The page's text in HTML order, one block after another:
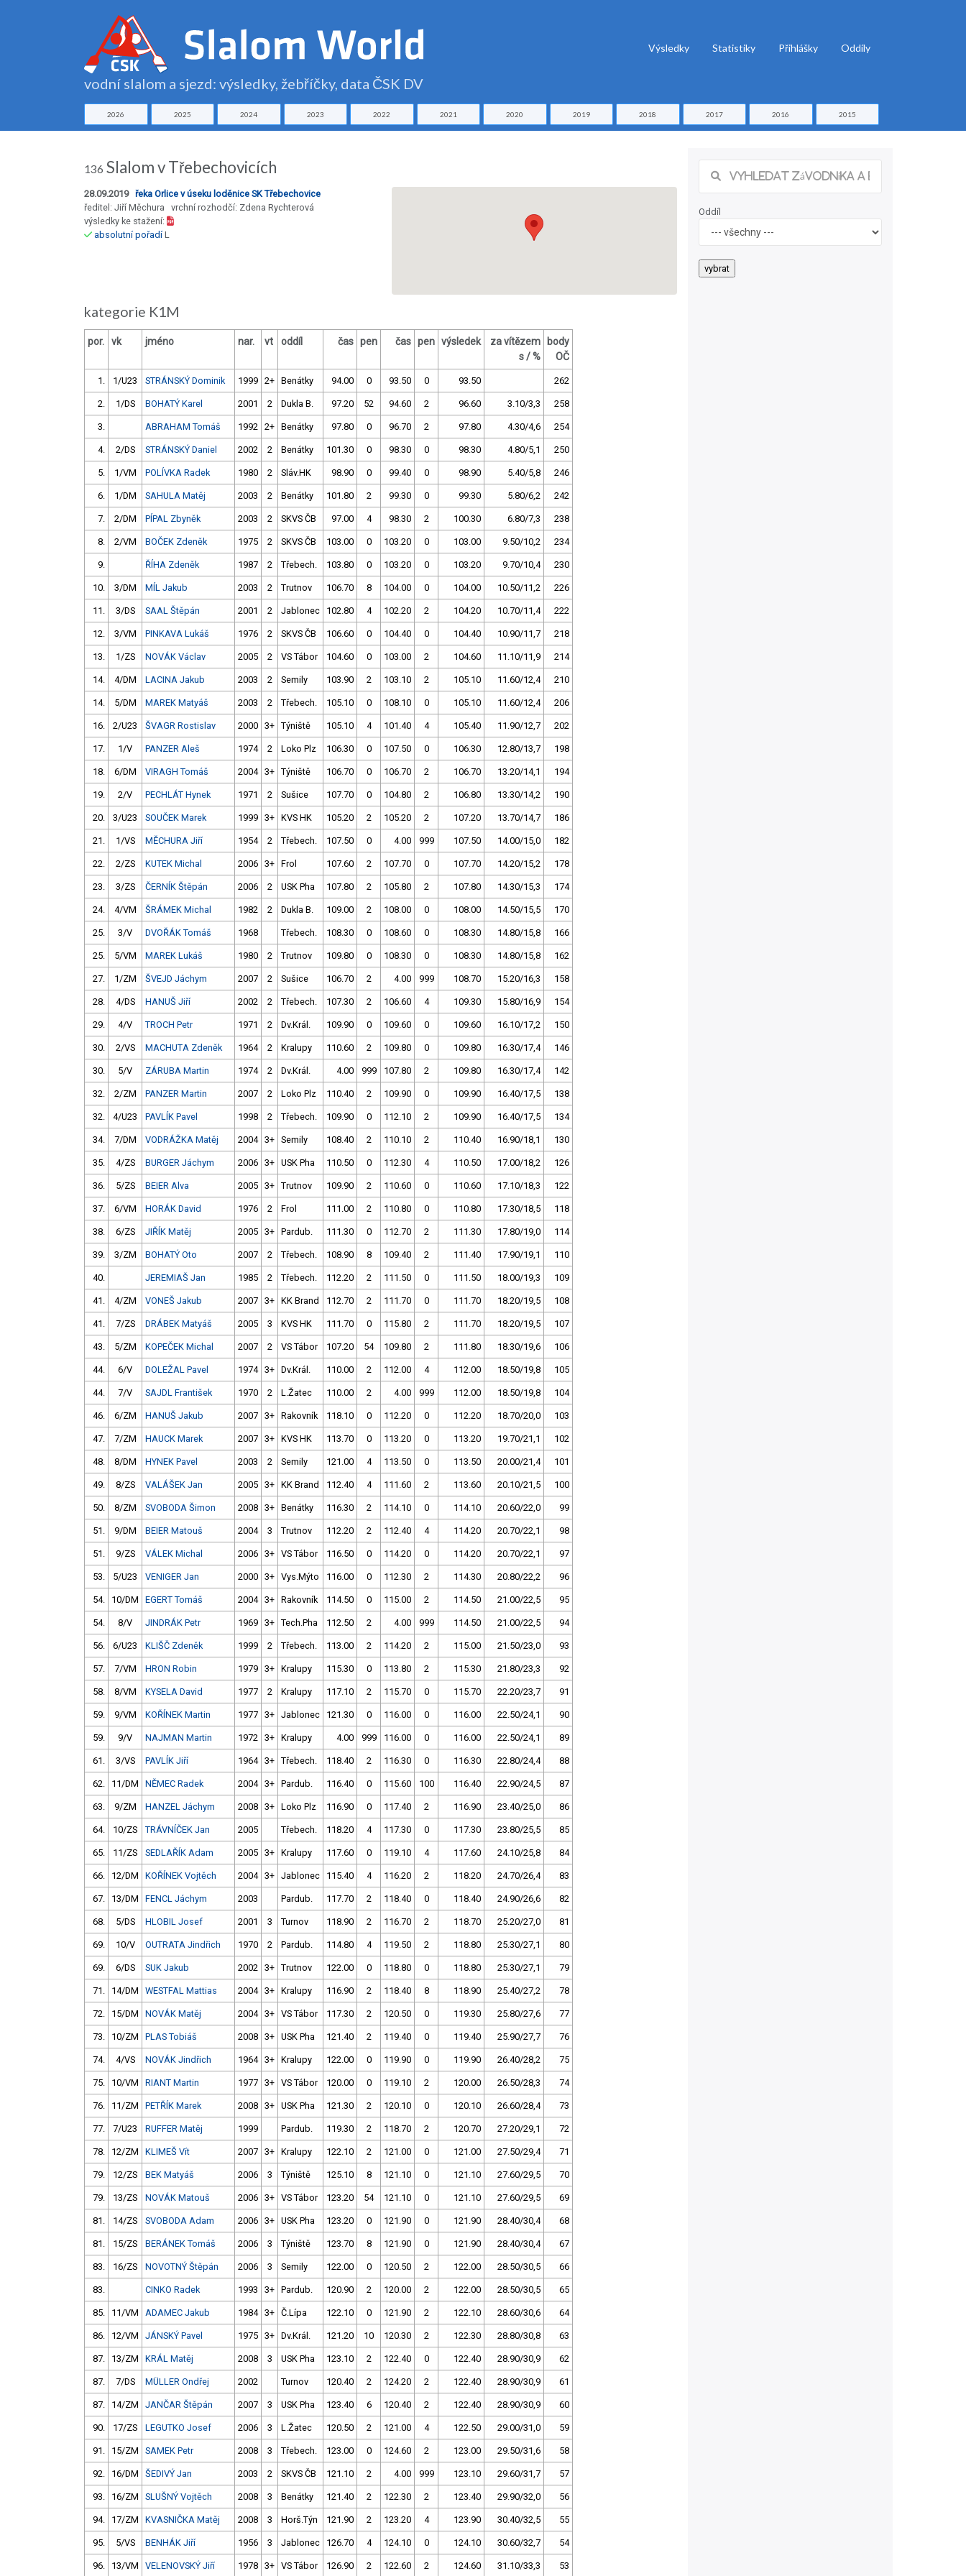
vodní slalom a sjezd: výsledky, žebříčky, data ČSK DV
Výsledky Statistiky Přihlášky Oddíly
2026 2025 2024 2023 2022 2021 2020 2019 2018 2017 2016 2015
136 Slalom v Třebechovicích
28.09.2019 řeka Orlice v úseku loděnice SK Třebechovice
ředitel: Jiří Měchura vrchní rozhodčí: Zdena Rychterová
výsledky ke stažení:
absolutní pořadíL
kategorie K1M
por. vk jméno nar. vt oddíl čas pen čas pen výsledek
za vítězem
s / %
body
OČ
1. 1/U23 STRÁNSKÝ Dominik 1999 2+ Benátky 94.00 0 93.50 0 93.50 262
2. 1/DS BOHATÝ Karel 2001 2 Dukla B. 97.20 52 94.60 2 96.60 3.10/3,3 258
3. ABRAHAM Tomáš 1992 2+ Benátky 97.80 0 96.70 2 97.80 4.30/4,6 254
4. 2/DS STRÁNSKÝ Daniel 2002 2 Benátky 101.30 0 98.30 0 98.30 4.80/5,1 250
5. 1/VM POLÍVKA Radek 1980 2 Sláv.HK 98.90 0 99.40 0 98.90 5.40/5,8 246
6. 1/DM SAHULA Matěj 2003 2 Benátky 101.80 2 99.30 0 99.30 5.80/6,2 242
7. 2/DM PÍPAL Zbyněk 2003 2 SKVS ČB 97.00 4 98.30 2 100.30 6.80/7,3 238
8. 2/VM BOČEK Zdeněk 1975 2 SKVS ČB 103.00 0 103.20 0 103.00 9.50/10,2 234
9. ŘÍHA Zdeněk 1987 2 Třebech. 103.80 0 103.20 0 103.20 9.70/10,4 230
10. 3/DM MÍL Jakub 2003 2 Trutnov 106.70 8 104.00 0 104.00 10.50/11,2 226
11. 3/DS SAAL Štěpán 2001 2 Jablonec 102.80 4 102.20 2 104.20 10.70/11,4 222
12. 3/VM PINKAVA Lukáš 1976 2 SKVS ČB 106.60 0 104.40 0 104.40 10.90/11,7 218
13. 1/ZS NOVÁK Václav 2005 2 VS Tábor 104.60 0 103.00 2 104.60 11.10/11,9 214
14. 4/DM LACINA Jakub 2003 2 Semily 103.90 2 103.10 2 105.10 11.60/12,4 210
14. 5/DM MAREK Matyáš 2003 2 Třebech. 105.10 0 108.10 0 105.10 11.60/12,4 206
16. 2/U23 ŠVAGR Rostislav 2000 3+ Týniště 105.10 4 101.40 4 105.40 11.90/12,7 202
17. 1/V PANZER Aleš 1974 2 Loko Plz 106.30 0 107.50 0 106.30 12.80/13,7 198
18. 6/DM VIRAGH Tomáš 2004 3+ Týniště 106.70 0 106.70 2 106.70 13.20/14,1 194
19. 2/V PECHLÁT Hynek 1971 2 Sušice 107.70 0 104.80 2 106.80 13.30/14,2 190
20. 3/U23 SOUČEK Marek 1999 3+ KVS HK 105.20 2 105.20 2 107.20 13.70/14,7 186
21. 1/VS MĚCHURA Jiří 1954 2 Třebech. 107.50 0 4.00 999 107.50 14.00/15,0 182
22. 2/ZS KUTEK Michal 2006 3+ Frol 107.60 2 107.70 0 107.70 14.20/15,2 178
23. 3/ZS ČERNÍK Štěpán 2006 2 USK Pha 107.80 2 105.80 2 107.80 14.30/15,3 174
24. 4/VM ŠRÁMEK Michal 1982 2 Dukla B. 109.00 2 108.00 0 108.00 14.50/15,5 170
25. 3/V DVOŘÁK Tomáš 1968 Třebech. 108.30 0 108.60 0 108.30 14.80/15,8 166
25. 5/VM MAREK Lukáš 1980 2 Trutnov 109.80 0 108.30 0 108.30 14.80/15,8 162
27. 1/ZM ŠVEJD Jáchym 2007 2 Sušice 106.70 2 4.00 999 108.70 15.20/16,3 158
28. 4/DS HANUŠ Jiří 2002 2 Třebech. 107.30 2 106.60 4 109.30 15.80/16,9 154
29. 4/V TROCH Petr 1971 2 Dv.Král. 109.90 0 109.60 0 109.60 16.10/17,2 150
30. 2/VS MACHUTA Zdeněk 1964 2 Kralupy 110.60 2 109.80 0 109.80 16.30/17,4 146
30. 5/V ZÁRUBA Martin 1974 2 Dv.Král. 4.00 999 107.80 2 109.80 16.30/17,4 142
32. 2/ZM PANZER Martin 2007 2 Loko Plz 110.40 2 109.90 0 109.90 16.40/17,5 138
32. 4/U23 PAVLÍK Pavel 1998 2 Třebech. 109.90 0 112.10 2 109.90 16.40/17,5 134
34. 7/DM VODRÁŽKA Matěj 2004 3+ Semily 108.40 2 110.10 2 110.40 16.90/18,1 130
35. 4/ZS BURGER Jáchym 2006 3+ USK Pha 110.50 0 112.30 4 110.50 17.00/18,2 126
36. 5/ZS BEIER Alva 2005 3+ Trutnov 109.90 2 110.60 0 110.60 17.10/18,3 122
37. 6/VM HORÁK David 1976 2 Frol 111.00 2 110.80 0 110.80 17.30/18,5 118
38. 6/ZS JIŘÍK Matěj 2005 3+ Pardub. 111.30 0 112.70 2 111.30 17.80/19,0 114
39. 3/ZM BOHATÝ Oto 2007 2 Třebech. 108.90 8 109.40 2 111.40 17.90/19,1 110
40. JEREMIAŠ Jan 1985 2 Třebech. 112.20 2 111.50 0 111.50 18.00/19,3 109
41. 4/ZM VONEŠ Jakub 2007 3+ KK Brand 112.70 2 111.70 0 111.70 18.20/19,5 108
41. 7/ZS DRÁBEK Matyáš 2005 3 KVS HK 111.70 0 115.80 2 111.70 18.20/19,5 107
43. 5/ZM KOPEČEK Michal 2007 2 VS Tábor 107.20 54 109.80 2 111.80 18.30/19,6 106
44. 6/V DOLEŽAL Pavel 1974 3+ Dv.Král. 110.00 2 112.00 4 112.00 18.50/19,8 105
44. 7/V SAJDL František 1970 2 L.Žatec 110.00 2 4.00 999 112.00 18.50/19,8 104
46. 6/ZM HANUŠ Jakub 2007 3+ Rakovník 118.10 0 112.20 0 112.20 18.70/20,0 103
47. 7/ZM HAUCK Marek 2007 3+ KVS HK 113.70 0 113.20 0 113.20 19.70/21,1 102
48. 8/DM HYNEK Pavel 2003 2 Semily 121.00 4 113.50 0 113.50 20.00/21,4 101
49. 8/ZS VALÁŠEK Jan 2005 3+ KK Brand 112.40 4 111.60 2 113.60 20.10/21,5 100
50. 8/ZM SVOBODA Šimon 2008 3+ Benátky 116.30 2 114.10 0 114.10 20.60/22,0 99
51. 9/DM BEIER Matouš 2004 3 Trutnov 112.20 2 112.40 4 114.20 20.70/22,1 98
51. 9/ZS VÁLEK Michal 2006 3+ VS Tábor 116.50 0 114.20 0 114.20 20.70/22,1 97
53. 5/U23 VENIGER Jan 2000 3+ Vys.Mýto 116.00 0 112.30 2 114.30 20.80/22,2 96
54. 10/DM EGERT Tomáš 2004 3+ Rakovník 114.50 0 115.00 2 114.50 21.00/22,5 95
54. 8/V JINDRÁK Petr 1969 3+ Tech.Pha 112.50 2 4.00 999 114.50 21.00/22,5 94
56. 6/U23 KLIŠČ Zdeněk 1999 2 Třebech. 113.00 2 114.20 2 115.00 21.50/23,0 93
57. 7/VM HRON Robin 1979 3+ Kralupy 115.30 0 113.80 2 115.30 21.80/23,3 92
58. 8/VM KYSELA David 1977 2 Kralupy 117.10 2 115.70 0 115.70 22.20/23,7 91
59. 9/VM KOŘÍNEK Martin 1977 3+ Jablonec 121.30 0 116.00 0 116.00 22.50/24,1 90
59. 9/V NAJMAN Martin 1972 3+ Kralupy 4.00 999 116.00 0 116.00 22.50/24,1 89
61. 3/VS PAVLÍK Jiří 1964 3+ Třebech. 118.40 2 116.30 0 116.30 22.80/24,4 88
62. 11/DM NĚMEC Radek 2004 3+ Pardub. 116.40 0 115.60 100 116.40 22.90/24,5 87
63. 9/ZM HANZEL Jáchym 2008 3+ Loko Plz 116.90 0 117.40 2 116.90 23.40/25,0 86
64. 10/ZS TRÁVNÍČEK Jan 2005 Třebech. 118.20 4 117.30 0 117.30 23.80/25,5 85
65. 11/ZS SEDLAŘÍK Adam 2005 3+ Kralupy 117.60 0 119.10 4 117.60 24.10/25,8 84
66. 12/DM KOŘÍNEK Vojtěch 2004 3+ Jablonec 115.40 4 116.20 2 118.20 24.70/26,4 83
67. 13/DM FENCL Jáchym 2003 Pardub. 117.70 2 118.40 0 118.40 24.90/26,6 82
68. 5/DS HLOBIL Josef 2001 3 Turnov 118.90 2 116.70 2 118.70 25.20/27,0 81
69. 10/V OUTRATA Jindřich 1970 2 Pardub. 114.80 4 119.50 2 118.80 25.30/27,1 80
69. 6/DS SUK Jakub 2002 3+ Trutnov 122.00 0 118.80 0 118.80 25.30/27,1 79
71. 14/DM WESTFAL Mattias 2004 3+ Kralupy 116.90 2 118.40 8 118.90 25.40/27,2 78
72. 15/DM NOVÁK Matěj 2004 3+ VS Tábor 117.30 2 120.50 0 119.30 25.80/27,6 77
73. 10/ZM PLAS Tobiáš 2008 3+ USK Pha 121.40 2 119.40 0 119.40 25.90/27,7 76
74. 4/VS NOVÁK Jindřich 1964 3+ Kralupy 122.00 0 119.90 0 119.90 26.40/28,2 75
75. 10/VM RIANT Martin 1977 3+ VS Tábor 120.00 0 119.10 2 120.00 26.50/28,3 74
76. 11/ZM PETŘÍK Marek 2008 3+ USK Pha 121.30 2 120.10 0 120.10 26.60/28,4 73
77. 7/U23 RUFFER Matěj 1999 Pardub. 119.30 2 118.70 2 120.70 27.20/29,1 72
78. 12/ZM KLIMEŠ Vít 2007 3+ Kralupy 122.10 2 121.00 0 121.00 27.50/29,4 71
79. 12/ZS BEK Matyáš 2006 3 Týniště 125.10 8 121.10 0 121.10 27.60/29,5 70
79. 13/ZS NOVÁK Matouš 2006 3+ VS Tábor 123.20 54 121.10 0 121.10 27.60/29,5 69
81. 14/ZS SVOBODA Adam 2006 3+ USK Pha 123.20 0 121.90 0 121.90 28.40/30,4 68
81. 15/ZS BERÁNEK Tomáš 2006 3 Týniště 123.70 8 121.90 0 121.90 28.40/30,4 67
83. 16/ZS NOVOTNÝ Štěpán 2006 3 Semily 122.00 0 120.50 2 122.00 28.50/30,5 66
83. CINKO Radek 1993 3+ Pardub. 120.90 2 120.00 2 122.00 28.50/30,5 65
85. 11/VM ADAMEC Jakub 1984 3+ Č.Lípa 122.10 0 121.90 2 122.10 28.60/30,6 64
86. 12/VM JÁNSKÝ Pavel 1975 3+ Dv.Král. 121.20 10 120.30 2 122.30 28.80/30,8 63
87. 13/ZM KRÁL Matěj 2008 3 USK Pha 123.10 2 122.40 0 122.40 28.90/30,9 62
87. 7/DS MÜLLER Ondřej 2002 Turnov 120.40 2 124.20 2 122.40 28.90/30,9 61
87. 14/ZM JANČAR Štěpán 2007 3 USK Pha 123.40 6 120.40 2 122.40 28.90/30,9 60
90. 17/ZS LEGUTKO Josef 2006 3 L.Žatec 120.50 2 121.00 4 122.50 29.00/31,0 59
91. 15/ZM SAMEK Petr 2008 3 Třebech. 123.00 0 124.60 2 123.00 29.50/31,6 58
92. 16/DM ŠEDIVÝ Jan 2003 2 SKVS ČB 121.10 2 4.00 999 123.10 29.60/31,7 57
93. 16/ZM SLUŠNÝ Vojtěch 2008 3 Benátky 121.40 2 122.30 2 123.40 29.90/32,0 56
94. 17/ZM KVASNIČKA Matěj 2008 3 Horš.Týn 121.90 2 123.20 4 123.90 30.40/32,5 55
95. 5/VS BENHÁK Jiří 1956 3 Jablonec 126.70 4 124.10 0 124.10 30.60/32,7 54
96. 13/VM VELENOVSKÝ Jiří 1978 3+ VS Tábor 126.90 2 122.60 2 124.60 31.10/33,3 53
Oddíl